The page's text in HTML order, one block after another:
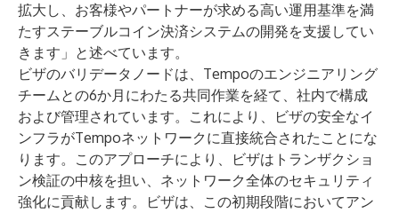
拡大し、お客様やパートナーが求める高い運用基準を満
たすステーブルコイン決済システムの開発を支援してい
きます」と述べています。
ビザのバリデータノードは、Tempoのエンジニアリング
チームとの6か月にわたる共同作業を経て、社内で構成
および管理されています。これにより、ビザの安全なイ
ンフラがTempoネットワークに直接統合されたことにな
ります。このアプローチにより、ビザはトランザクショ
ン検証の中核を担い、ネットワーク全体のセキュリティ
強化に貢献します。ビザは、この初期段階においてアン